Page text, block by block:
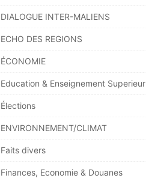
DIALOGUE INTER-MALIENS
ECHO DES REGIONS
ÉCONOMIE
Education & Enseignement Superieur
Élections
ENVIRONNEMENT/CLIMAT
Faits divers
Finances, Economie & Douanes